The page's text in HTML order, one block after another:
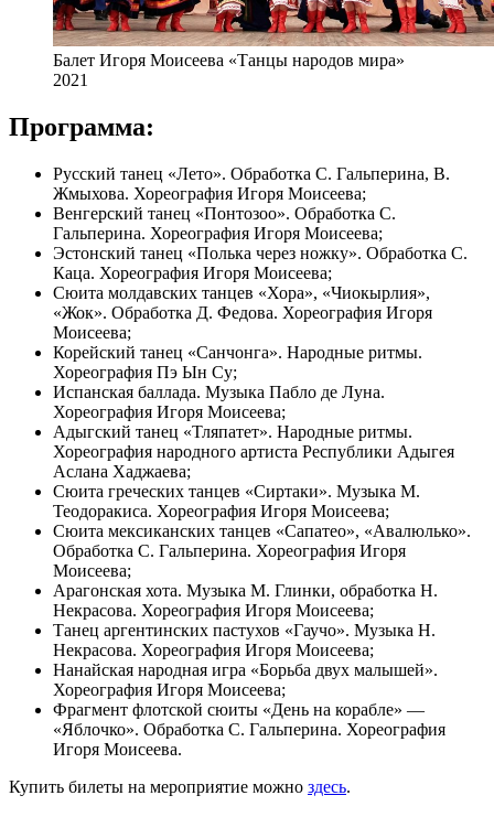
Балет Игоря Моисеева «Танцы народов мира»
2021
Программа:
Русский танец «Лето». Обработка С. Гальперина, В.
Жмыхова. Хореография Игоря Моисеева;
Венгерский танец «Понтозоо». Обработка С.
Гальперина. Хореография Игоря Моисеева;
Эстонский танец «Полька через ножку». Обработка С.
Каца. Хореография Игоря Моисеева;
Сюита молдавских танцев «Хора», «Чиокырлия»,
«Жок». Обработка Д. Федова. Хореография Игоря
Моисеева;
Корейский танец «Санчонга». Народные ритмы.
Хореография Пэ Ын Су;
Испанская баллада. Музыка Пабло де Луна.
Хореография Игоря Моисеева;
Адыгский танец «Тляпатет». Народные ритмы.
Хореография народного артиста Республики Адыгея
Аслана Хаджаева;
Сюита греческих танцев «Сиртаки». Музыка М.
Теодоракиса. Хореография Игоря Моисеева;
Сюита мексиканских танцев «Сапатео», «Авалюлько».
Обработка С. Гальперина. Хореография Игоря
Моисеева;
Арагонская хота. Музыка М. Глинки, обработка Н.
Некрасова. Хореография Игоря Моисеева;
Танец аргентинских пастухов «Гаучо». Музыка Н.
Некрасова. Хореография Игоря Моисеева;
Нанайская народная игра «Борьба двух малышей».
Хореография Игоря Моисеева;
Фрагмент флотской сюиты «День на корабле» —
«Яблочко». Обработка С. Гальперина. Хореография
Игоря Моисеева.
Купить билеты на мероприятие можно здесь.